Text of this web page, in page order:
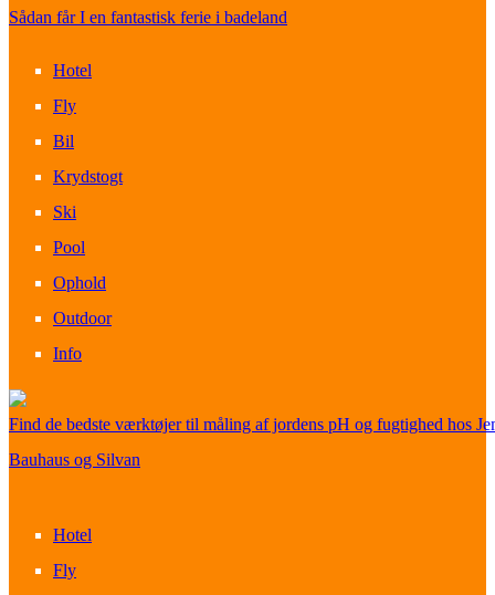
Sådan får I en fantastisk ferie i badeland
Hotel
Fly
Bil
Krydstogt
Ski
Pool
Ophold
Outdoor
Info
Find de bedste værktøjer til måling af jordens pH og fugtighed hos
Bauhaus og Silvan
Hotel
Fly